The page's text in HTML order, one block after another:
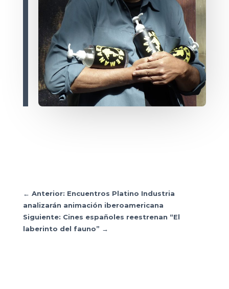
← Anterior: Encuentros Platino Industria
analizarán animación iberoamericana
Siguiente: Cines españoles reestrenan “El
laberinto del fauno” →